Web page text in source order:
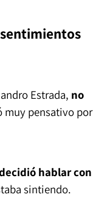
Estrada, no
muy pensativo por
hablar con
sintiendo.